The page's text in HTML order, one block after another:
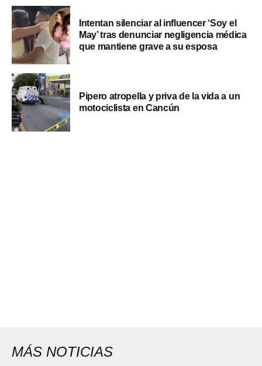
Intentan silenciar al influencer ‘Soy el
May’ tras denunciar negligencia médica
que mantiene grave a su esposa
Pipero atropella y priva de la vida a un
motociclista en Cancún
MÁS NOTICIAS